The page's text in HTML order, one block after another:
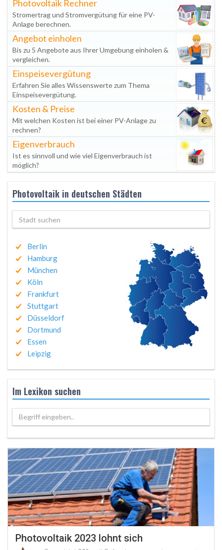
Photovoltaik Rechner
Stromertrag und Stromvergütung für eine PV-
Anlage berechnen.
Angebot einholen
Bis zu 5 Angebote aus Ihrer Umgebung einholen &
vergleichen.
Einspeisevergütung
Erfahren Sie alles Wissenswerte zum Thema
Einspeisevergütung.
Kosten & Preise
Mit welchen Kosten ist bei einer PV-Anlage zu
rechnen?
Eigenverbrauch
Ist es sinnvoll und wie viel Eigenverbrauch ist
möglich?
Photovoltaik in deutschen Städten
Berlin
Hamburg
München
Köln
Frankfurt
Stuttgart
Düsseldorf
Dortmund
Essen
Leipzig
Im Lexikon suchen
Begriff eingeben..